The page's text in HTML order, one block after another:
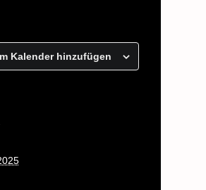
Kalender hinzufügen